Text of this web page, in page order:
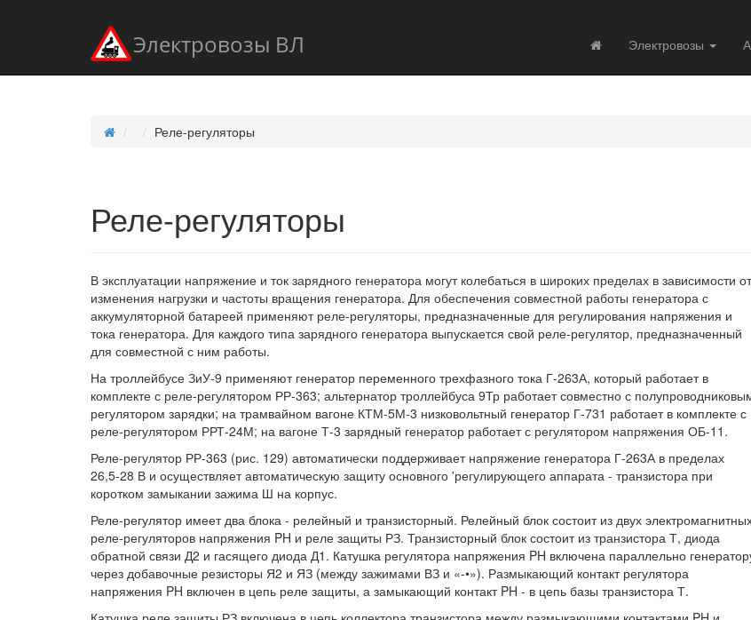
Электровозы ВЛ Электровозы
Реле-регуляторы
Реле-регуляторы
В эксплуатации напряжение и ток зарядного генератора могут колебаться в широких пределах в зависимости от
изменения нагрузки и частоты вращения генератора. Для обеспечения совместной работы генератора с
аккумуляторной батареей применяют реле-регуляторы, предназначенные для регулирования напряжения и
тока генератора. Для каждого типа зарядного генератора выпускается свой реле-регулятор, предназначенный
для совместной с ним работы.
На троллейбусе ЗиУ-9 применяют генератор переменного трехфазного тока Г-263А, который работает в
комплекте с реле-регулятором РР-363; альтернатор троллейбуса 9Тр работает совместно с
регулятором зарядки; на трамвайном вагоне КТМ-5М-3 низковольтный генератор Г-731 работает в комплекте с
реле-регулятором РРТ-24М; на вагоне Т-3 зарядный генератор работает с регулятором напряжения ОБ-11.
Реле-регулятор РР-363 (рис. 129) автоматически поддерживает напряжение генератора Г-263А в пределах
26,5-28 В и осуществляет автоматическую защиту основного 'регулирующего аппарата - транзистора при
коротком замыкании зажима Ш на корпус.
Реле-регулятор имеет два блока - релейный и транзисторный. Релейный блок состоит из двух
реле-регуляторов напряжения PH и реле защиты РЗ. Транзисторный блок состоит из транзистора Т, диода
обратной связи Д2 и гасящего диода Д1. Катушка регулятора напряжения PH включена параллельно
через добавочные резисторы Я2 и ЯЗ (между зажимами ВЗ и «-•»). Размыкающий контакт регулятора
напряжения PH включен в цепь реле защиты, а замыкающий контакт PH - в цепь базы транзистора Т.